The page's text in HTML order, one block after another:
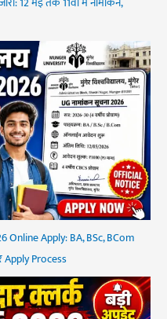
Apply: BA, BSc, BCom
Process